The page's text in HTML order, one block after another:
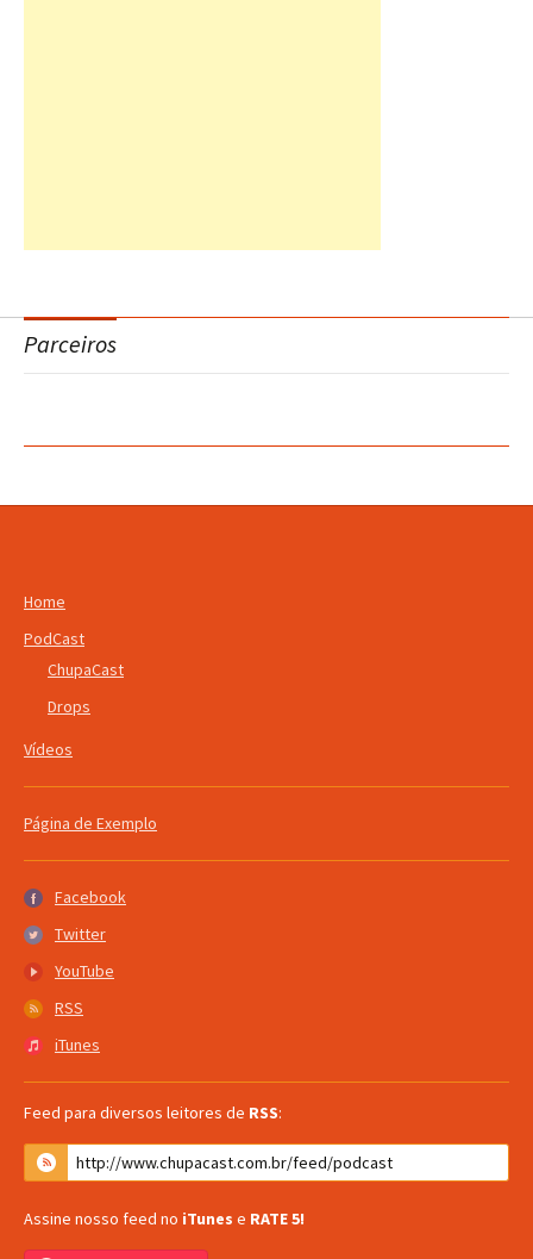
Parceiros
Home
PodCast
ChupaCast
Drops
Vídeos
Página de Exemplo
Facebook
Facebook
Twitter
Twitter
YouTube
YouTube
RSS
RSS
iTunes
iTunes
Feed para diversos leitores de RSS:
Assine nosso feed no iTunes e RATE 5!